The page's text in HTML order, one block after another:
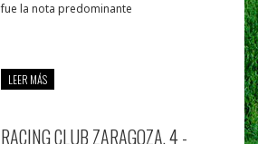
fue la nota predominante
LEER MÁS
RACING CLUB ZARAGOZA, 4 -